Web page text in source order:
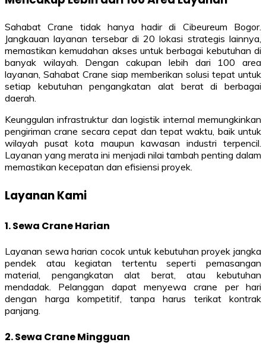
Sahabat Crane tidak hanya hadir di Cibeureum Bogor.
Jangkauan layanan tersebar di 20 lokasi strategis lainnya,
memastikan kemudahan akses untuk berbagai kebutuhan di
banyak wilayah. Dengan cakupan lebih dari 100 area
layanan, Sahabat Crane siap memberikan solusi tepat untuk
setiap kebutuhan pengangkatan alat berat di berbagai
daerah.
Keunggulan infrastruktur dan logistik internal memungkinkan
pengiriman crane secara cepat dan tepat waktu, baik untuk
wilayah pusat kota maupun kawasan industri terpencil.
Layanan yang merata ini menjadi nilai tambah penting dalam
memastikan kecepatan dan efisiensi proyek.
Layanan Kami
1. Sewa Crane Harian
Layanan sewa harian cocok untuk kebutuhan proyek jangka
pendek atau kegiatan tertentu seperti pemasangan
material, pengangkatan alat berat, atau kebutuhan
mendadak. Pelanggan dapat menyewa crane per hari
dengan harga kompetitif, tanpa harus terikat kontrak
panjang.
2. Sewa Crane Mingguan